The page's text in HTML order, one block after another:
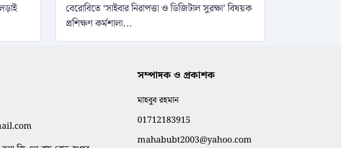
বেরোবিতে ‘সাইবার নিরাপত্তা ও ডিজিটাল সুরক্ষা’ বিষয়ক
প্রশিক্ষণ কর্মশালা...
সম্পাদক ও প্রকাশক
মাহবুব রহমান
01712183915
mahabubt2003@yahoo.com